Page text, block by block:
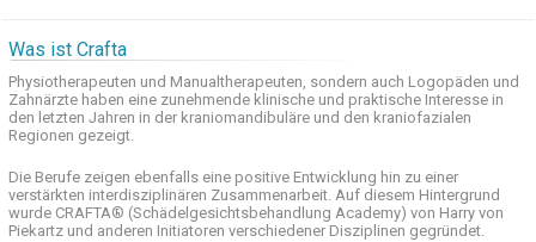
Was ist Crafta
Physiotherapeuten und Manualtherapeuten, sondern auch Logopäden und
Zahnärzte haben eine zunehmende klinische und praktische Interesse in
den letzten Jahren in der kraniomandibuläre und den kraniofazialen
Regionen gezeigt.
Die Berufe zeigen ebenfalls eine positive Entwicklung hin zu einer
verstärkten interdisziplinären Zusammenarbeit. Auf diesem Hintergrund
wurde CRAFTA® (Schädelgesichtsbehandlung Academy) von Harry von
Piekartz und anderen Initiatoren verschiedener Disziplinen gegründet.